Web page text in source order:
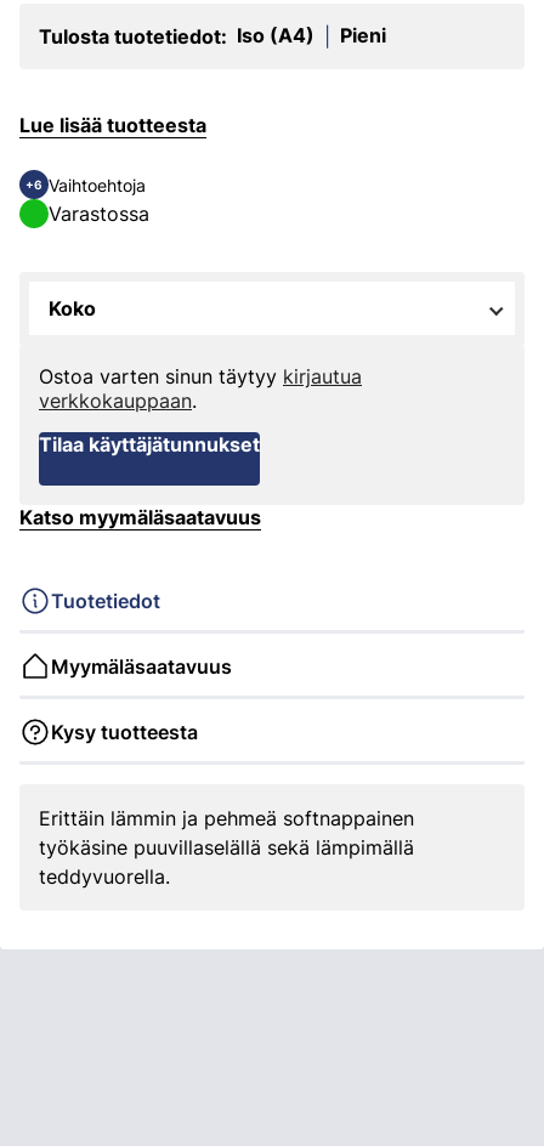
Tulosta tuotetiedot: Iso (A4) Pieni
Lue lisää tuotteesta
+6 Vaihtoehtoja
Varastossa
Koko
Ostoa varten sinun täytyy kirjautua
verkkokauppaan.
Tilaa käyttäjätunnukset
Katso myymäläsaatavuus
Tuotetiedot
Myymäläsaatavuus
Kysy tuotteesta
Erittäin lämmin ja pehmeä softnappainen
työkäsine puuvillaselällä sekä lämpimällä
teddyvuorella.